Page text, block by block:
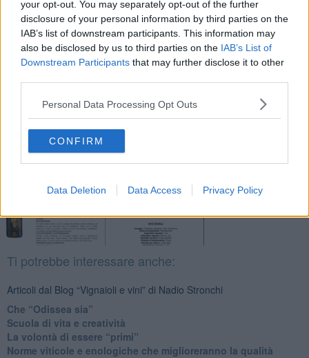
your opt-out. You may separately opt-out of the further
disclosure of your personal information by third parties on the
IAB’s list of downstream participants. This information may
also be disclosed by us to third parties on the IAB’s List of
Downstream Participants that may further disclose it to other
Personal Data Processing Opt Outs
CONFIRM
Data Deletion Data Access Privacy Policy
alle 20:00 direttamente nella tua casella di posta.
Basta cliccareQUI
Fotogallery
Ti potrebbe interessare anche:
Articoli dal Blog “Vignaioli e vini” di Nadio Stronchi
​Che “Odissea sia”
Scuola di vita e creatività
​La volontà di essere “primi”
Norme viticole e enologiche che miglioreranno la qualità